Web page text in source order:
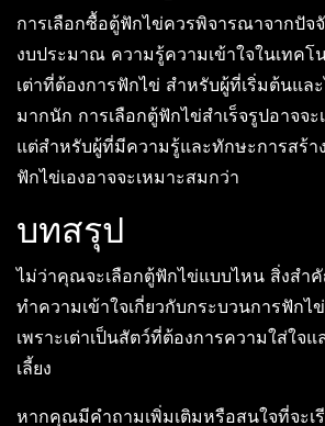
การเลือกซื้อตู้ฟักไข่ควรพิจารณาจากปัจ
งบประมาณ ความรู้ความเข้าใจในเทค
เต่าที่ต้องการฟักไข่ สำหรับผู้ที่เริ่มต้นแ
มากนัก การเลือกตู้ฟักไข่สำเร็จรูปอาจจ
แต่สำหรับผู้ที่มีความรู้และทักษะการสร้า
ฟักไข่เองอาจจะเหมาะสมกว่า
บทสรุป
ไม่ว่าคุณจะเลือกตู้ฟักไข่แบบไหน สิ่งสำ
ทำความเข้าใจเกี่ยวกับกระบวนการฟักไ
เพราะเต่าเป็นสัตว์ที่ต้องการความใส่ใจ
เลี้ยง
หากคุณมีคำถามเพิ่มเติมหรือสนใจที่จะเ